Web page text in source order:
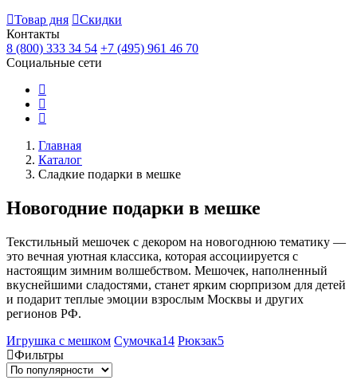
Товар дня
Скидки
Контакты
8 (800) 333 34 54 +7 (495) 961 46 70
Социальные сети
Главная
Каталог
Сладкие подарки в мешке
Новогодние подарки в мешке
Текстильный мешочек с декором на новогоднюю тематику —
это вечная уютная классика, которая ассоциируется с
настоящим зимним волшебством. Мешочек, наполненный
вкуснейшими сладостями, станет ярким сюрпризом для детей
и подарит теплые эмоции взрослым Москвы и других
регионов РФ.
Игрушка с мешком Сумочка14 Рюкзак5
Фильтры